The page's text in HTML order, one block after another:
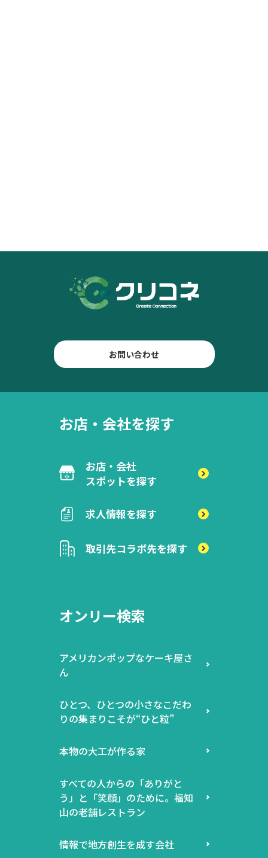
お問い合わせ
お店・会社を探す
お店・会社
スポットを探す
求人情報を探す
取引先コラボ先を探す
オンリー検索
アメリカンポップなケーキ屋さ
ん
ひとつ、ひとつの小さなこだわ
りの集まりこそが“ひと粒”
本物の大工が作る家
すべての人からの「ありがと
う」と「笑顔」のために。福知
山の老舗レストラン
情報で地方創生を成す会社